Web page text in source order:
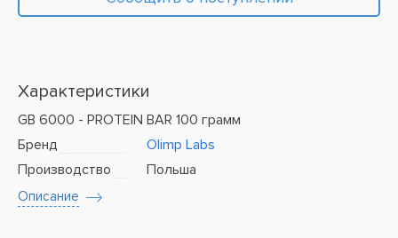
Характеристики
GB 6000 - PROTEIN BAR 100 грамм
Бренд
Olimp Labs
Производство
Польша
Описание